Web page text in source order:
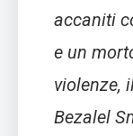
accaniti
e un
violenze,
Bezalel